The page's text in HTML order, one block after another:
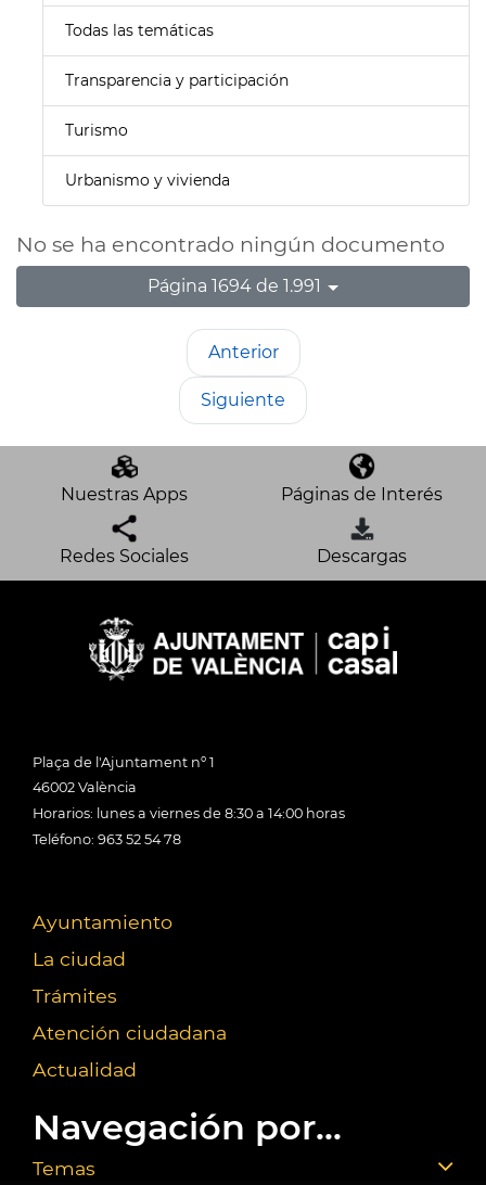
Todas las temáticas
Transparencia y participación
Turismo
Urbanismo y vivienda
No se ha encontrado ningún documento
Página 1694 de 1.991
Anterior
Siguiente
Nuestras Apps Páginas de Interés
Redes Sociales Descargas
Plaça de l'Ajuntament nº 1
46002 València
Horarios: lunes a viernes de 8:30 a 14:00 horas
Teléfono: 963 52 54 78
Ayuntamiento
La ciudad
Trámites
Atención ciudadana
Actualidad
Navegación por...
Temas